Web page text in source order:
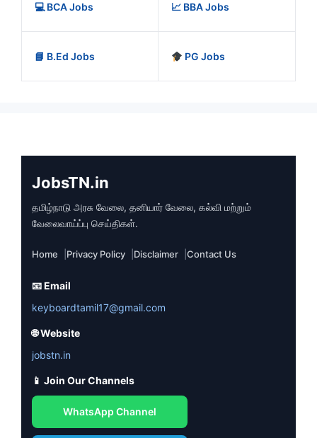
💻 BCA Jobs 📈 BBA Jobs
📘 B.Ed Jobs PG Jobs
JobsTN.in
தமிழ்நாடு அரசு வேலை, தனியார் வேலை, கல்வி மற்றும்
வேலைவாய்ப்பு செய்திகள்.
Home Privacy Policy Disclaimer Contact Us
📧 Email
keyboardtamil17@gmail.com
🌐 Website
jobstn.in
📱 Join Our Channels
WhatsApp Channel